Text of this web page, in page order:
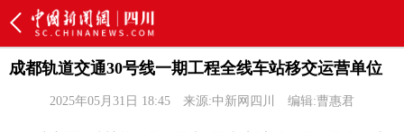
成都轨道交通30号线一期工程全线车站移交运营单位
2025年05月31日 18:45 来源:中新网四川 编辑:曹惠君